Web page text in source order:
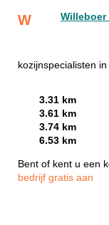
W Willeboer
kozijnspecialisten
3.31 km
3.61 km
3.74 km
6.53 km
Bent of kent u een
bedrijf gratis aan